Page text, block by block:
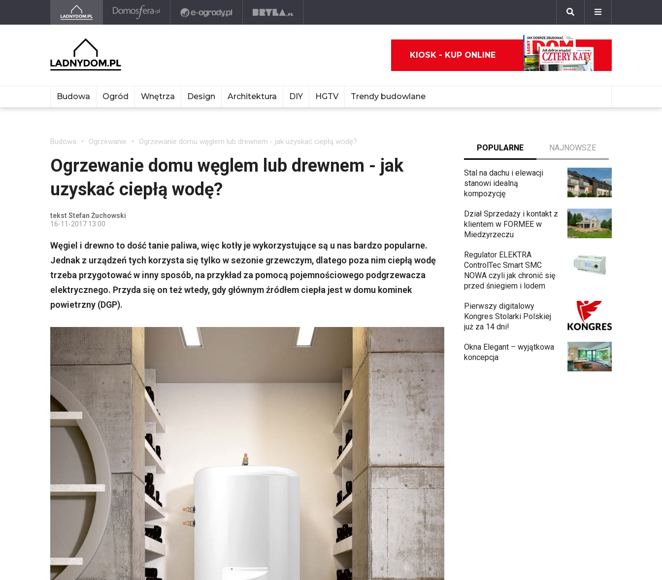
KIOSK - KUP ONLINE
Budowa Ogród Wnętrza Design Architektura DIY HGTV Trendy budowlane
Budowa Ogrzewanie Ogrzewanie domu węglem lub drewnem - jak uzyskać ciepłą wodę?
Ogrzewanie domu węglem lub drewnem - jak
uzyskać ciepłą wodę?
tekst Stefan Żuchowski
16-11-2017 13:00
Węgiel i drewno to dość tanie paliwa, więc kotły je wykorzystujące są u nas bardzo popularne.
Jednak z urządzeń tych korzysta się tylko w sezonie grzewczym, dlatego poza nim ciepłą wodę
trzeba przygotować w inny sposób, na przykład za pomocą pojemnościowego podgrzewacza
elektrycznego. Przyda się on też wtedy, gdy głównym źródłem ciepła jest w domu kominek
powietrzny (DGP).
POPULARNE NAJNOWSZE
Stal na dachu i elewacji
stanowi idealną
kompozycję
Dział Sprzedaży i kontakt z
klientem w FORMEE w
Miedzyrzeczu
Regulator ELEKTRA
ControlTec Smart SMC
NOWA czyli jak chronić się
przed śniegiem i lodem
Pierwszy digitalowy
Kongres Stolarki Polskiej
już za 14 dni!
Okna Elegant – wyjątkowa
koncepcja